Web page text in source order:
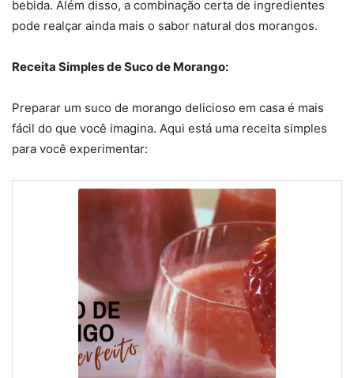
bebida. Além disso, a combinação certa de ingredientes
pode realçar ainda mais o sabor natural dos morangos.
Receita Simples de Suco de Morango:
Preparar um suco de morango delicioso em casa é mais
fácil do que você imagina. Aqui está uma receita simples
para você experimentar: